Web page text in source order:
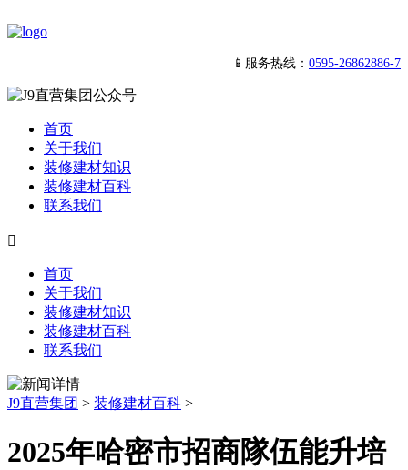
📱服务热线： 0595-26862886-7
首页
关于我们
装修建材知识
装修建材百科
联系我们

首页
关于我们
装修建材知识
装修建材百科
联系我们
J9直营集团 > 装修建材百科 >
2025年哈密市招商隊伍能升培